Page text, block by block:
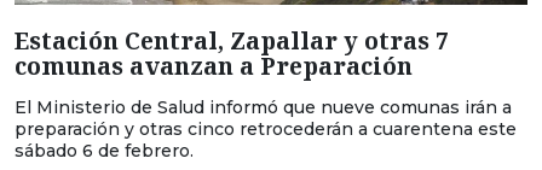
Estación Central, Zapallar y otras 7
comunas avanzan a Preparación
El Ministerio de Salud informó que nueve comunas irán a
preparación y otras cinco retrocederán a cuarentena este
sábado 6 de febrero.